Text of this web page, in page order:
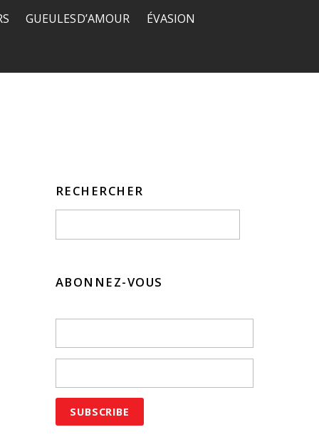
GUEULES D’AMOUR ÉVASION
RECHERCHER
ABONNEZ-VOUS